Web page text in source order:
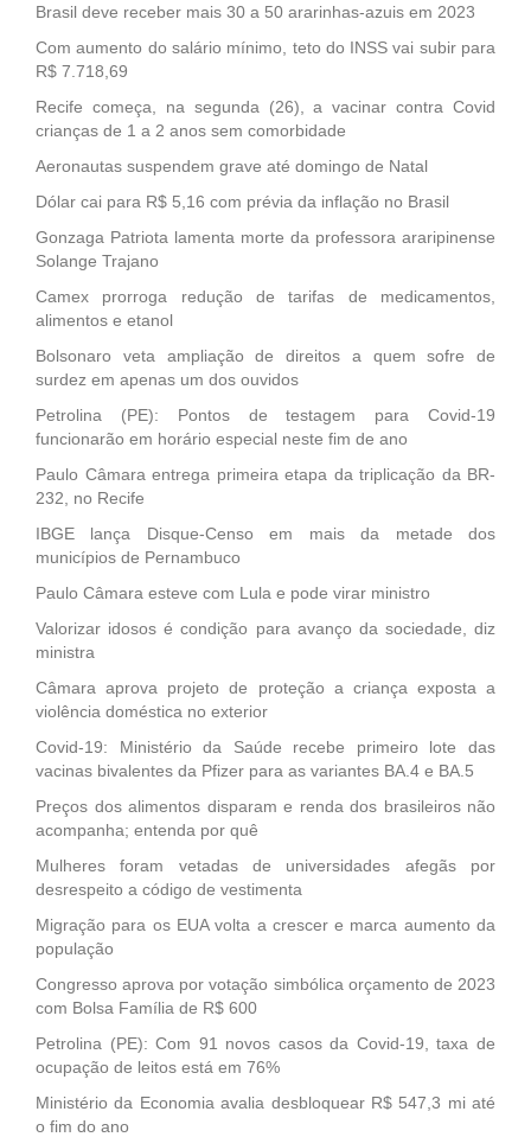
Brasil deve receber mais 30 a 50 ararinhas-azuis em 2023
Com aumento do salário mínimo, teto do INSS vai subir para
R$ 7.718,69
Recife começa, na segunda (26), a vacinar contra Covid
crianças de 1 a 2 anos sem comorbidade
Aeronautas suspendem grave até domingo de Natal
Dólar cai para R$ 5,16 com prévia da inflação no Brasil
Gonzaga Patriota lamenta morte da professora araripinense
Solange Trajano
Camex prorroga redução de tarifas de medicamentos,
alimentos e etanol
Bolsonaro veta ampliação de direitos a quem sofre de
surdez em apenas um dos ouvidos
Petrolina (PE): Pontos de testagem para Covid-19
funcionarão em horário especial neste fim de ano
Paulo Câmara entrega primeira etapa da triplicação da BR-
232, no Recife
IBGE lança Disque-Censo em mais da metade dos
municípios de Pernambuco
Paulo Câmara esteve com Lula e pode virar ministro
Valorizar idosos é condição para avanço da sociedade, diz
ministra
Câmara aprova projeto de proteção a criança exposta a
violência doméstica no exterior
Covid-19: Ministério da Saúde recebe primeiro lote das
vacinas bivalentes da Pfizer para as variantes BA.4 e BA.5
Preços dos alimentos disparam e renda dos brasileiros não
acompanha; entenda por quê
Mulheres foram vetadas de universidades afegãs por
desrespeito a código de vestimenta
Migração para os EUA volta a crescer e marca aumento da
população
Congresso aprova por votação simbólica orçamento de 2023
com Bolsa Família de R$ 600
Petrolina (PE): Com 91 novos casos da Covid-19, taxa de
ocupação de leitos está em 76%
Ministério da Economia avalia desbloquear R$ 547,3 mi até
o fim do ano